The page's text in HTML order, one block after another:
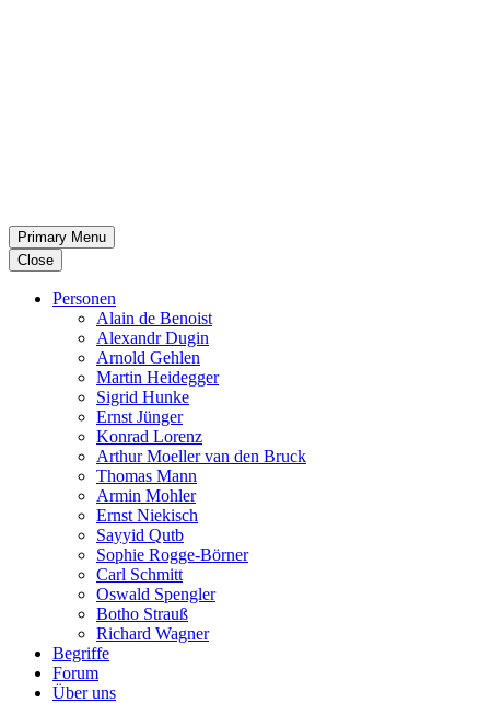
Primary Menu
Close
Per­so­nen
Alain de Benoist
Alex­andr Dugin
Arnold Gehlen
Martin Heid­eg­ger
Sigrid Hunke
Ernst Jünger
Konrad Lorenz
Arthur Moeller van den Bruck
Thomas Mann
Armin Mohler
Ernst Nie­kisch
Sayyid Qutb
Sophie Rogge-Börner
Carl Schmitt
Oswald Speng­ler
Botho Strauß
Richard Wagner
Begriffe
Forum
Über uns